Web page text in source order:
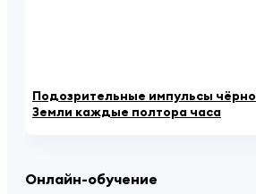
Подозрительные импульсы
Земли каждые полтора часа
Онлайн-обучение